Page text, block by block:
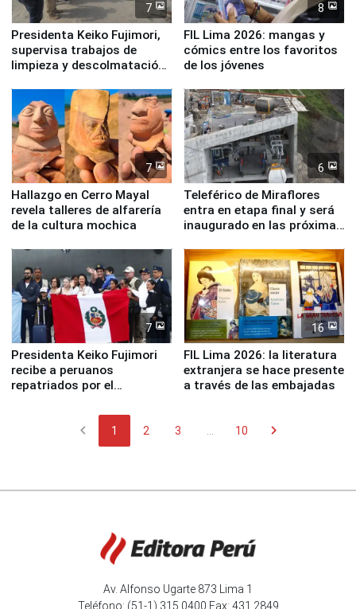
7
Presidenta Keiko Fujimori,
supervisa trabajos de
limpieza y descolmatación
8
FIL Lima 2026: mangas y
cómics entre los favoritos
de los jóvenes
7
Hallazgo en Cerro Mayal
revela talleres de alfarería
de la cultura mochica
6
Teleférico de Miraflores
entra en etapa final y será
inaugurado en las próximas
7
Presidenta Keiko Fujimori
recibe a peruanos
repatriados por el
16
FIL Lima 2026: la literatura
extranjera se hace presente
a través de las embajadas
chevron_left 1 2 3 10 chevron_right
Av. Alfonso Ugarte 873 Lima 1
Teléfono: (51-1) 315 0400 Fax: 431 2849